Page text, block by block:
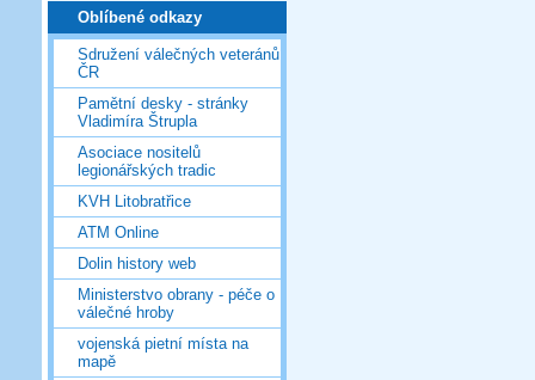
Oblíbené odkazy
Sdružení válečných veteránů
ČR
Pamětní desky - stránky
Vladimíra Štrupla
Asociace nositelů
legionářských tradic
KVH Litobratřice
ATM Online
Dolin history web
Ministerstvo obrany - péče o
válečné hroby
vojenská pietní místa na
mapě